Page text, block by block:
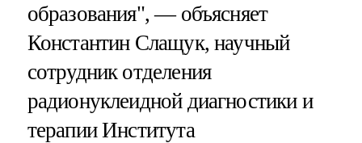
образования", — объясняет
Константин Слащук, научный
сотрудник отделения
радионуклеидной диагностики и
терапии Института